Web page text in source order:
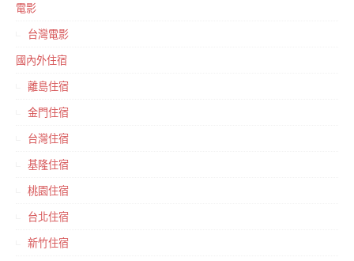
電影
台灣電影
國內外住宿
離島住宿
金門住宿
台灣住宿
基隆住宿
桃園住宿
台北住宿
新竹住宿